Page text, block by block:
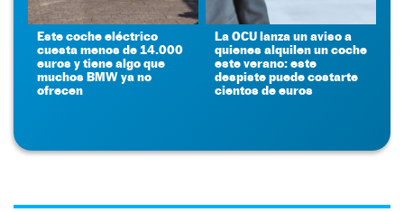
Este coche eléctrico
cuesta menos de 14.000
euros y tiene algo que
muchos BMW ya no
ofrecen
La OCU lanza un aviso a
quienes alquilen un coche
este verano: este
despiste puede costarte
cientos de euros